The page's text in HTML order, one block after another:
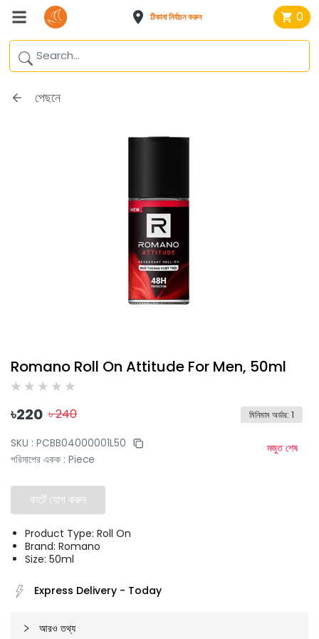
ঠিকানা নির্বাচন করুন 0
পেছনে
Romano Roll On Attitude For Men, 50ml
৳220 ৳240 মিনিমাম অর্ডার: 1
SKU : PCBB04000001L50
পরিমাপের একক : Piece
মজুত শেষ
কার্টে যোগ করুন
Product Type: Roll On
Brand: Romano
Size: 50ml
Express Delivery - Today
আরও তথ্য